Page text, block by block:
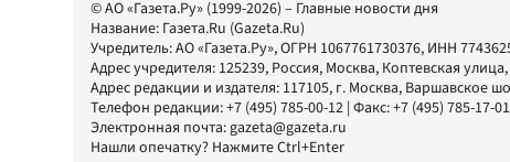
© АО «Газета.Ру» (1999-2026) – Главные новости дня
Название: Газета.Ru (Gazeta.Ru)
Учредитель:АО «Газета.Ру», ОГРН 1067761730376, ИНН
Адрес учредителя: 125239, Россия, Москва, Коптевская
Адрес редакции и издателя: 117105, г. Москва, Варшавское
Телефон редакции:+7 (495) 785-00-12 | Факс:+7 (495) 785-17-01
Электронная почта:gazeta@gazeta.ru
Нашли опечатку? Нажмите Ctrl+Enter